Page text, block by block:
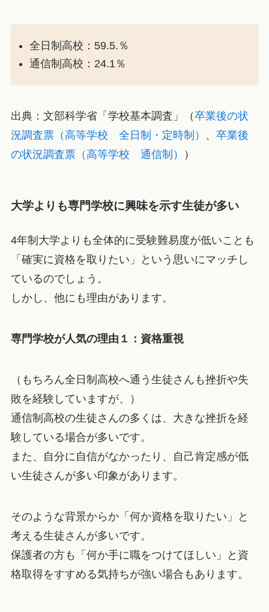
全日制高校：59.5.％
通信制高校：24.1％
出典：文部科学省「学校基本調査」（卒業後の状
況調査票（高等学校 全日制・定時制）
、 卒業後
の状況調査票（高等学校 通信制）
）
大学よりも専門学校に興味を示す生徒が多い
4年制大学よりも全体的に受験難易度が低いことも
「確実に資格を取りたい」という思いにマッチし
ているのでしょう。
しかし、他にも理由があります。
専門学校が人気の理由１：資格重視
（もちろん全日制高校へ通う生徒さんも挫折や失
敗を経験していますが、）
通信制高校の生徒さんの多くは、大きな挫折を経
験している場合が多いです。
また、自分に自信がなかったり、自己肯定感が低
い生徒さんが多い印象があります。
そのような背景からか「何か資格を取りたい」と
考える生徒さんが多いです。
保護者の方も「何か手に職をつけてほしい」と資
格取得をすすめる気持ちが強い場合もあります。